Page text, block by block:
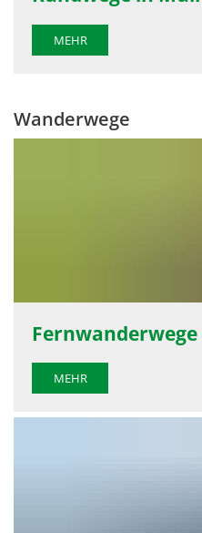
MEHR
Wanderwege
Fernwanderwege
MEHR